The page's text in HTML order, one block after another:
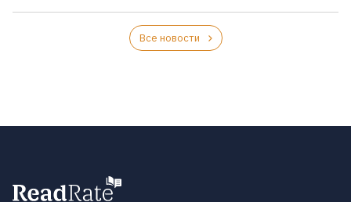
Все новости